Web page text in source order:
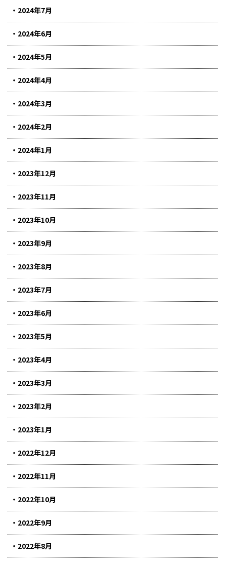
2024年7月
2024年6月
2024年5月
2024年4月
2024年3月
2024年2月
2024年1月
2023年12月
2023年11月
2023年10月
2023年9月
2023年8月
2023年7月
2023年6月
2023年5月
2023年4月
2023年3月
2023年2月
2023年1月
2022年12月
2022年11月
2022年10月
2022年9月
2022年8月